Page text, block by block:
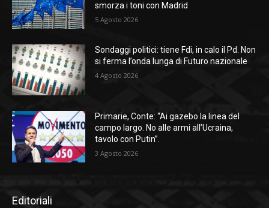
smorza i toni con Madrid
5 Agosto 2026
Sondaggi politici: tiene Fdi, in calo il Pd. Non
si ferma l’onda lunga di Futuro nazionale
4 Agosto 2026
Primarie, Conte: “Ai gazebo la linea del
campo largo. No alle armi all’Ucraina,
tavolo con Putin”.
3 Agosto 2026
Editoriali